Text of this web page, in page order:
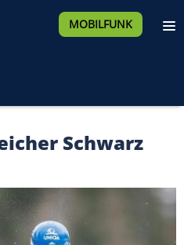
MOBILFUNK
Schwarz